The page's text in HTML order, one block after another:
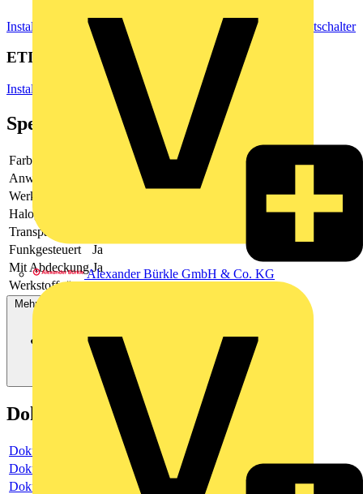
Alexander Bürkle GmbH & Co. KG
Installationsmaterial & Zubehör Steckdosen & Schalter Lichtschalter
ETIM Group
Installationsschalterprogramme/Steckvorrichtungen
Spezifikationen
Farbe
Messing
Anwendung
steuern elektrischer Verbraucher
Werkstoff
Halogenfrei
Transparent
Funkgesteuert
Ja
Mit Abdeckung Ja
Werkstoffgüte
-
Mehr anzeigen
Dokumente
Dokument
Dokument
Dokument